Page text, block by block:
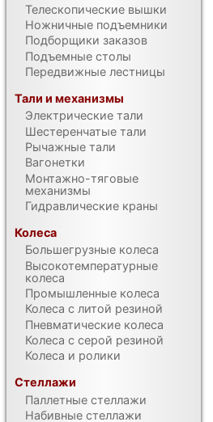
Телескопические вышки
Ножничные подъемники
Подборщики заказов
Подъемные столы
Передвижные лестницы
Тали и механизмы
Электрические тали
Шестеренчатые тали
Рычажные тали
Вагонетки
Монтажно-тяговые
механизмы
Гидравлические краны
Колеса
Большегрузные колеса
Высокотемпературные
колеса
Промышленные колеса
Колеса с литой резиной
Пневматические колеса
Колеса с серой резиной
Колеса и ролики
Стеллажи
Паллетные стеллажи
Набивные стеллажи